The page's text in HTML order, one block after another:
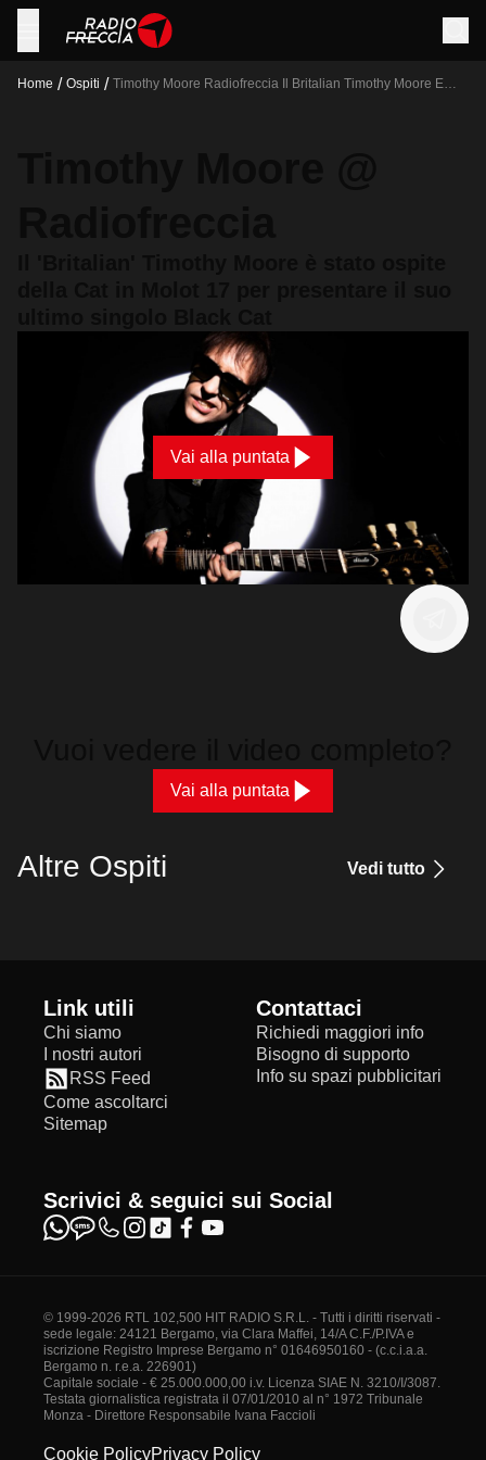
Home / Ospiti / Timothy Moore Radiofreccia Il Britalian Timothy Moore E
Vai alla puntata
Vai alla puntata
Altre Ospiti Vedi tutto
Link utili
Chi siamo
I nostri autori
RSS Feed
Come ascoltarci
Sitemap
Contattaci
Richiedi maggiori info
Bisogno di supporto
Info su spazi pubblicitari
Scrivici & seguici sui Social
© 1999-2026 RTL 102,500 HIT RADIO S.R.L. - Tutti i diritti riservati -
sede legale: 24121 Bergamo, via Clara Maffei, 14/A C.F./P.IVA e
iscrizione Registro Imprese Bergamo n° 01646950160 - (c.c.i.a.a.
Bergamo n. r.e.a. 226901)
Capitale sociale - € 25.000.000,00 i.v. Licenza SIAE N. 3210/I/3087.
Testata giornalistica registrata il 07/01/2010 al n° 1972 Tribunale
Monza - Direttore Responsabile Ivana Faccioli
Cookie PolicyPrivacy Policy